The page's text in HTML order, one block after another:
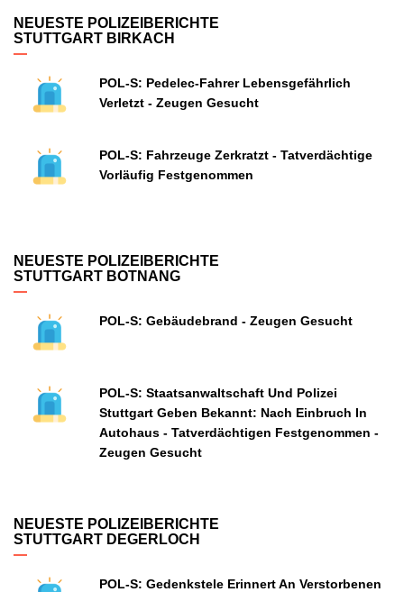
NEUESTE POLIZEIBERICHTE
STUTTGART BIRKACH
POL-S: Pedelec-Fahrer Lebensgefährlich
Verletzt - Zeugen Gesucht
POL-S: Fahrzeuge Zerkratzt - Tatverdächtige
Vorläufig Festgenommen
NEUESTE POLIZEIBERICHTE
STUTTGART BOTNANG
POL-S: Gebäudebrand - Zeugen Gesucht
POL-S: Staatsanwaltschaft Und Polizei
Stuttgart Geben Bekannt: Nach Einbruch In
Autohaus - Tatverdächtigen Festgenommen -
Zeugen Gesucht
NEUESTE POLIZEIBERICHTE
STUTTGART DEGERLOCH
POL-S: Gedenkstele Erinnert An Verstorbenen